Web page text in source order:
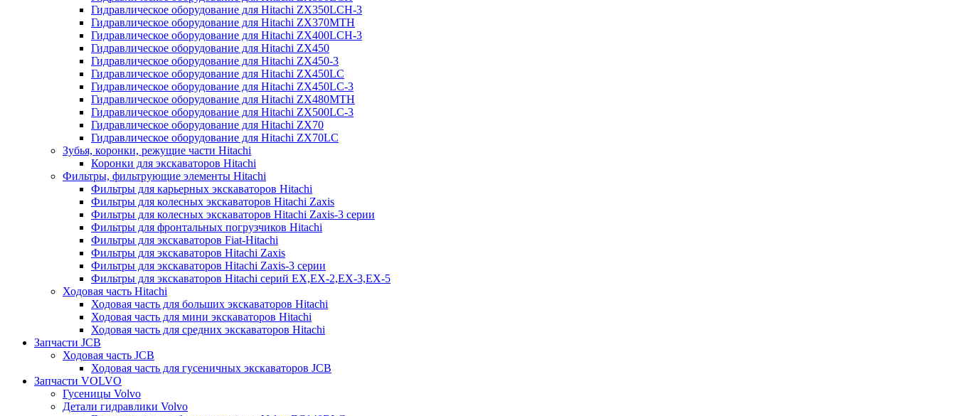
Гидравлическое оборудование для Hitachi ZX350LCH-3
Гидравлическое оборудование для Hitachi ZX370MTH
Гидравлическое оборудование для Hitachi ZX400LCH-3
Гидравлическое оборудование для Hitachi ZX450
Гидравлическое оборудование для Hitachi ZX450-3
Гидравлическое оборудование для Hitachi ZX450LC
Гидравлическое оборудование для Hitachi ZX450LC-3
Гидравлическое оборудование для Hitachi ZX480MTH
Гидравлическое оборудование для Hitachi ZX500LC-3
Гидравлическое оборудование для Hitachi ZX70
Гидравлическое оборудование для Hitachi ZX70LC
Зубья, коронки, режущие части Hitachi
Коронки для экскаваторов Hitachi
Фильтры, фильтрующие элементы Hitachi
Фильтры для карьерных экскаваторов Hitachi
Фильтры для колесных экскаваторов Hitachi Zaxis
Фильтры для колесных экскаваторов Hitachi Zaxis-3 серии
Фильтры для фронтальных погрузчиков Hitachi
Фильтры для экскаваторов Fiat-Hitachi
Фильтры для экскаваторов Hitachi Zaxis
Фильтры для экскаваторов Hitachi Zaxis-3 серии
Фильтры для экскаваторов Hitachi серий EX,EX-2,EX-3,EX-5
Ходовая часть Hitachi
Ходовая часть для больших экскаваторов Hitachi
Ходовая часть для мини экскаваторов Hitachi
Ходовая часть для средних экскаваторов Hitachi
Запчасти JCB
Ходовая часть JCB
Ходовая часть для гусеничных экскаваторов JCB
Запчасти VOLVO
Гусеницы Volvo
Детали гидравлики Volvo